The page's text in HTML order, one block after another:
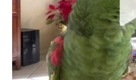
Zaštitu od pogrešnih ljudi
spontano otpada.
Nove puteve – projekti,